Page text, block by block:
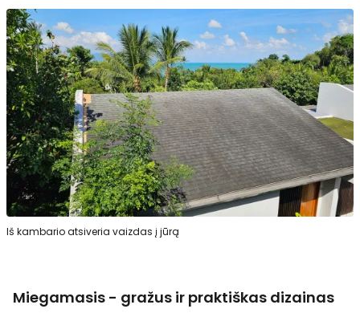
Iš kambario atsiveria vaizdas į jūrą
Miegamasis - gražus ir praktiškas dizainas